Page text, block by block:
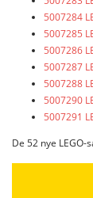
5007284
5007285
5007286
5007287
5007288
5007290
5007291
De 52 nye